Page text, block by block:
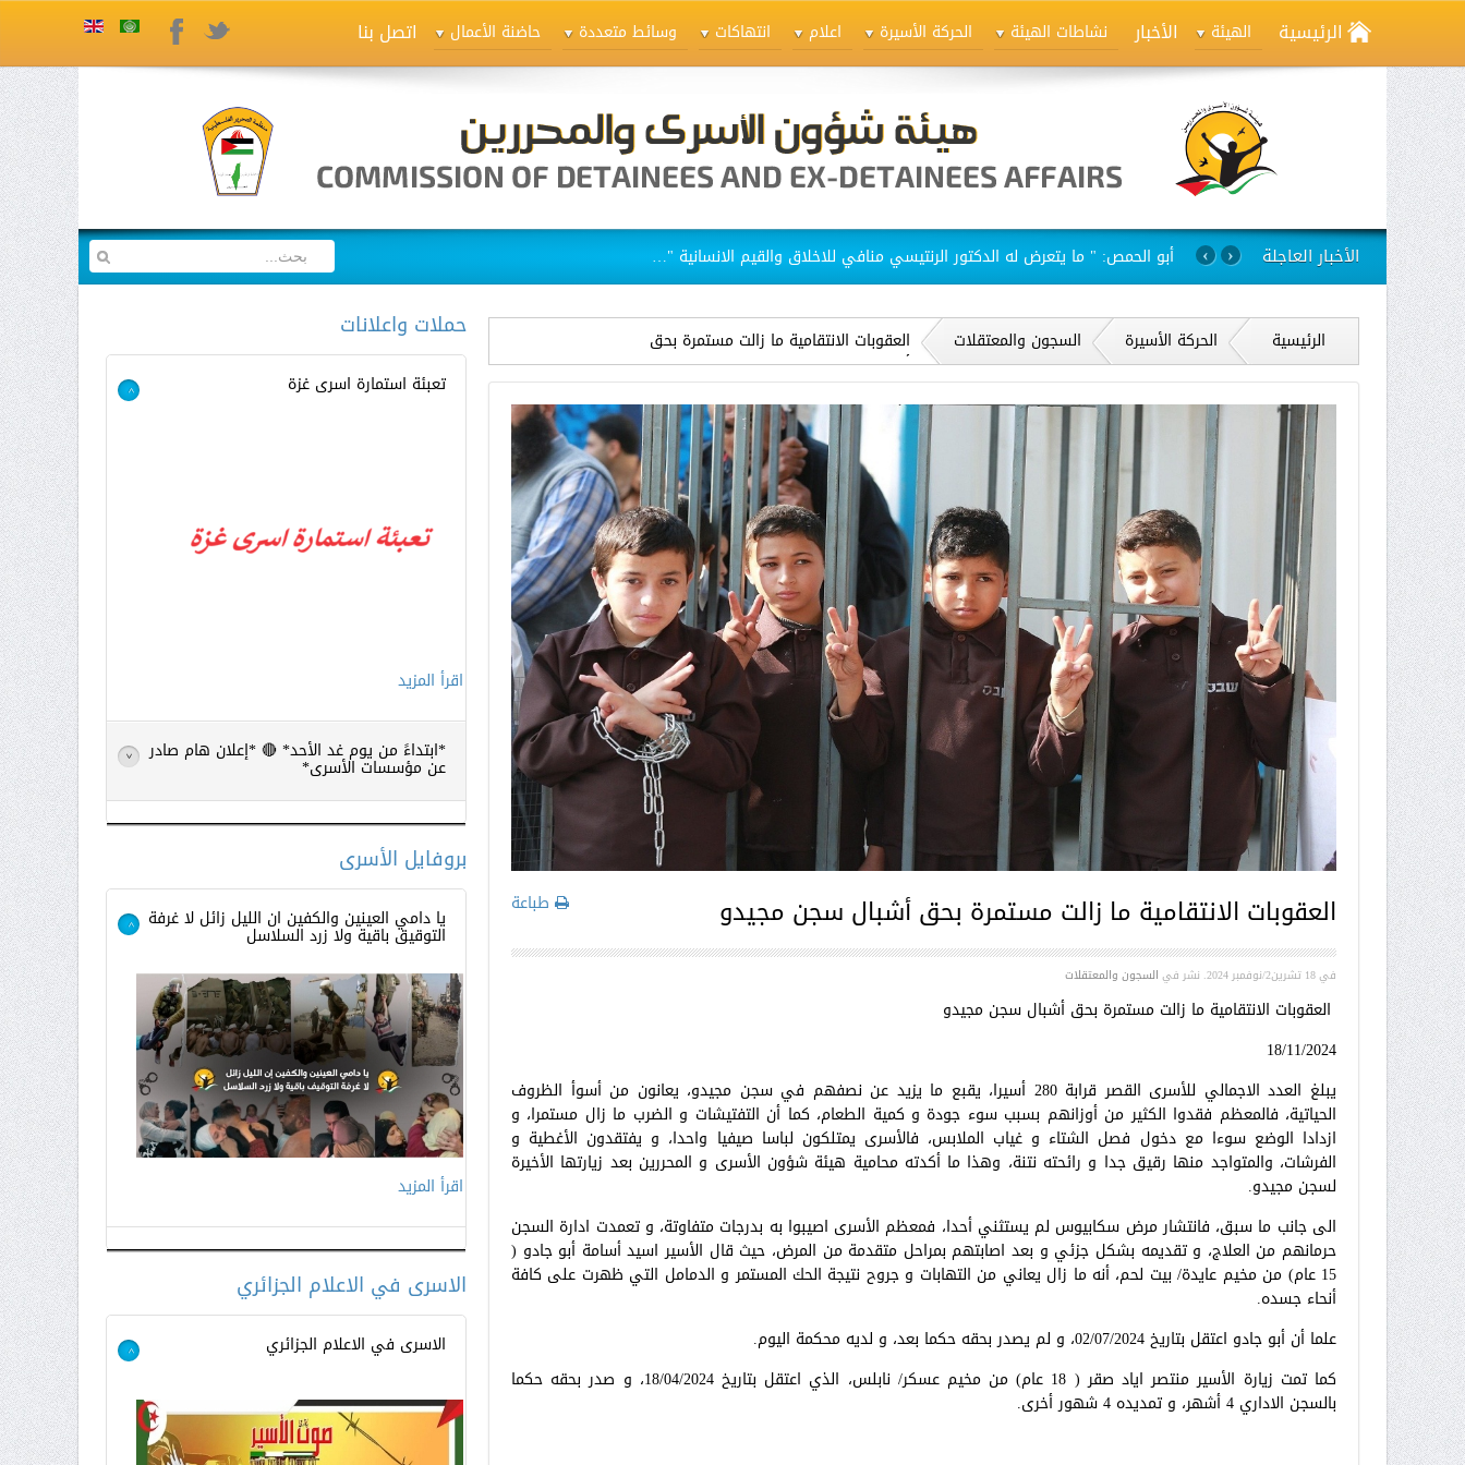
الرئيسية الهيئة الأخبار نشاطات الهيئة الحركة الأسيرة اعلام انتهاكات وسائط متعددة حاضنة الأعمال اتصل بنا FacebookTwitter
الأخبار العاجلة استمرار مسلسل الانتهاكات بحق الاسيرات في سجن "الدامون" › ‹
الرئيسية الحركة الأسيرة السجون والمعتقلات
العقوبات الانتقامية ما زالت مستمرة بحق
أشبال سجن مجيدو
طباعة العقوبات الانتقامية ما زالت مستمرة بحق أشبال سجن مجيدو
في18 تشرين2/نوفمبر 2024 . نشر في السجون والمعتقلات
العقوبات الانتقامية ما زالت مستمرة بحق أشبال سجن مجيدو
18/11/2024
يبلغ العدد الاجمالي للأسرى القصر قرابة 280 أسيرا، يقبع ما يزيد عن نصفهم في سجن مجيدو، يعانون من أسوأ الظروف
الحياتية، فالمعظم فقدوا الكثير من أوزانهم بسبب سوء جودة و كمية الطعام، كما أن التفتيشات و الضرب ما زال مستمرا، و
ازدادا الوضع سوءا مع دخول فصل الشتاء و غياب الملابس، فالأسرى يمتلكون لباسا صيفيا واحدا، و يفتقدون الأغطية و
الفرشات، والمتواجد منها رقيق جدا و رائحته نتنة، وهذا ما أكدته محامية هيئة شؤون الأسرى و المحررين بعد زيارتها الأخيرة
لسجن مجيدو.
الى جانب ما سبق، فانتشار مرض سكابيوس لم يستثني أحدا، فمعظم الأسرى اصيبوا به بدرجات متفاوتة، و تعمدت ادارة السجن
حرمانهم من العلاج، و تقديمه بشكل جزئي و بعد اصابتهم بمراحل متقدمة من المرض، حيث قال الأسير اسيد أسامة أبو جادو (
15 عام) من مخيم عايدة/ بيت لحم، أنه ما زال يعاني من التهابات و جروح نتيجة الحك المستمر و الدمامل التي ظهرت على كافة
أنحاء جسده.
علما أن أبو جادو اعتقل بتاريخ 02/07/2024، و لم يصدر بحقه حكما بعد، و لديه محكمة اليوم.
كما تمت زيارة الأسير منتصر اياد صقر ( 18 عام) من مخيم عسكر/ نابلس، الذي اعتقل بتاريخ 18/04/2024، و صدر بحقه حكما
بالسجن الاداري 4 أشهر، و تمديده 4 شهور أخرى.
حملات واعلانات
تعبئة استمارة اسرى غزة >
اقرأ المزيد
*ابتداءً من يوم غد الأحد* 🔴 *إعلان هام صادر
عن مؤسسات الأسرى* >
اقرأ المزيد
بروفايل الأسرى
يا دامي العينين والكفين ان الليل زائل لا غرفة
التوقيق باقية ولا زرد السلاسل >
اقرأ المزيد
الاسرى في الاعلام الجزائري
الاسرى في الاعلام الجزائري >